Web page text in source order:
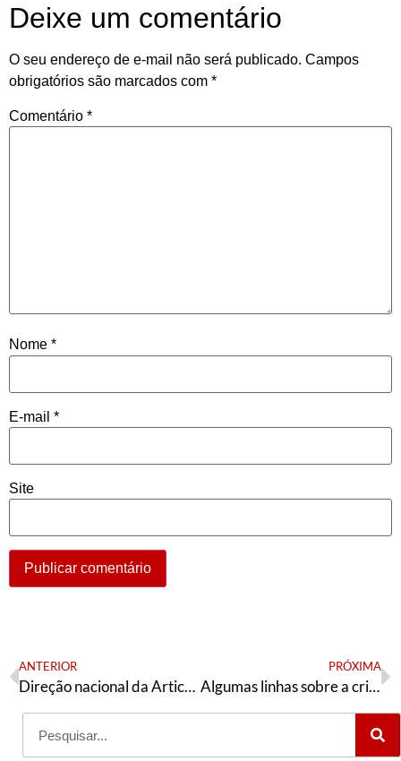
Deixe um comentário
O seu endereço de e-mail não será publicado. Campos
obrigatórios são marcados com *
Comentário *
Nome *
E-mail *
Site
ANTERIOR
Direção nacional da Articulação de Esquerda saúda a militância pelas batalhas travadas nos congressos estaduais do PT
PRÓXIMA
Algumas linhas sobre a crise social no Haiti